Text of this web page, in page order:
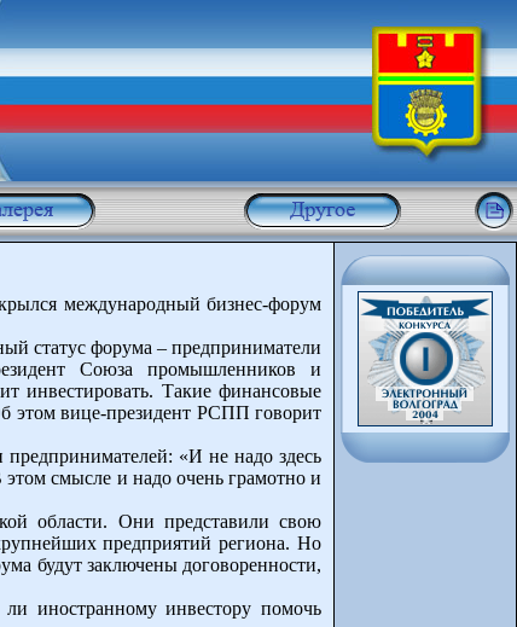
международный бизнес-форум
статус форума – предприниматели
Союза промышленников и
инвестировать. Такие финансовые
этом вице-президент РСПП говорит
«И не надо здесь
смысле и надо очень грамотно и
области. Они представили свою
предприятий региона. Но
будут заключены договоренности,
иностранному инвестору помочь